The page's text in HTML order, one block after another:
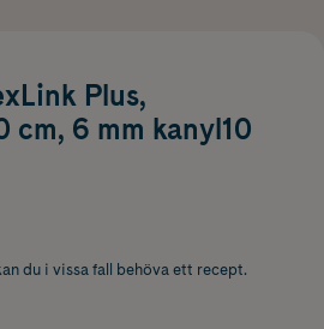
Plus,
cm, 6 mm kanyl10
du i vissa fall behöva ett recept.